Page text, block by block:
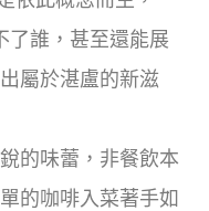
了誰，甚至還能展
屬於湛盧的新滋
的味蕾，非餐飲本
的咖啡入菜著手如